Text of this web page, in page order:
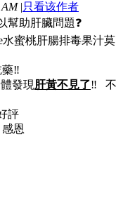
|只看该作者
幫助肝臟問題❓
水蜜桃肝腸排毒果汁莫
‼️
發現肝黃不見了‼️
不
評
感恩